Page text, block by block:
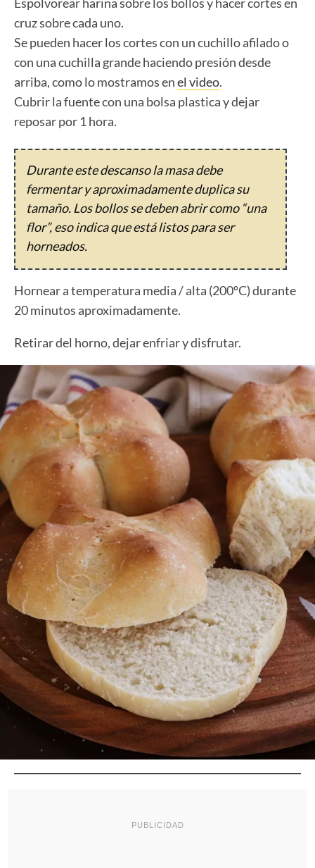
cruz sobre cada uno.
Se pueden hacer los cortes con un cuchillo afilado o
con una cuchilla grande haciendo presión desde
arriba, como lo mostramos enel video.
Cubrir la fuente con una bolsa plastica y dejar
reposar por 1 hora.
Durante este descanso la masa debe
fermentar y aproximadamente duplica su
tamaño. Los bollos se deben abrir como “una
flor”, eso indica que está listos para ser
horneados.
Hornear a temperatura media / alta (200ºC) durante
20 minutos aproximadamente.
Retirar del horno, dejar enfriar y disfrutar.
PUBLICIDAD